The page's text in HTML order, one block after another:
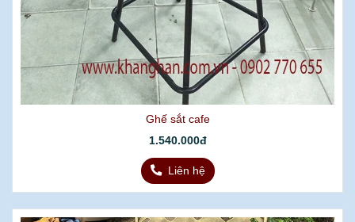
Ghế sắt cafe
1.540.000đ
Liên hệ